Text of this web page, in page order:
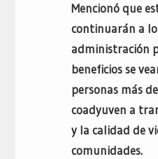
Mencionó que
continuarán a
administración
beneficios se
personas más
coadyuven a
y la calidad de
comunidades.